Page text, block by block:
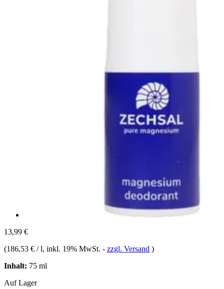
13,99 €
(186,53 € / l, inkl. 19% MwSt. - zzgl. Versand )
Inhalt: 75 ml
Auf Lager